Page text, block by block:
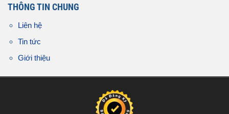
THÔNG TIN CHUNG
Liên hệ
Tin tức
Giới thiệu